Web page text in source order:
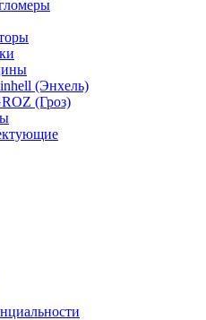
(Энхель)
(Гроз)